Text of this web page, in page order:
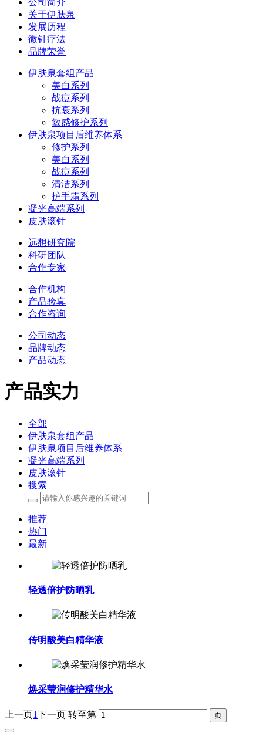
公司简介
关于伊肤泉
发展历程
微针疗法
品牌荣誉
伊肤泉套组产品
美白系列
战痘系列
抗衰系列
敏感修护系列
伊肤泉项目后维养体系
修护系列
美白系列
战痘系列
清洁系列
护手霜系列
凝光高端系列
皮肤滚针
远想研究院
科研团队
合作专家
合作机构
产品验真
合作咨询
公司动态
品牌动态
产品动态
产品实力
全部
伊肤泉套组产品
伊肤泉项目后维养体系
凝光高端系列
皮肤滚针
搜索
推荐
热门
最新
轻透倍护防晒乳
传明酸美白精华液
焕采莹润修护精华水
上一页 1 下一页 转至第